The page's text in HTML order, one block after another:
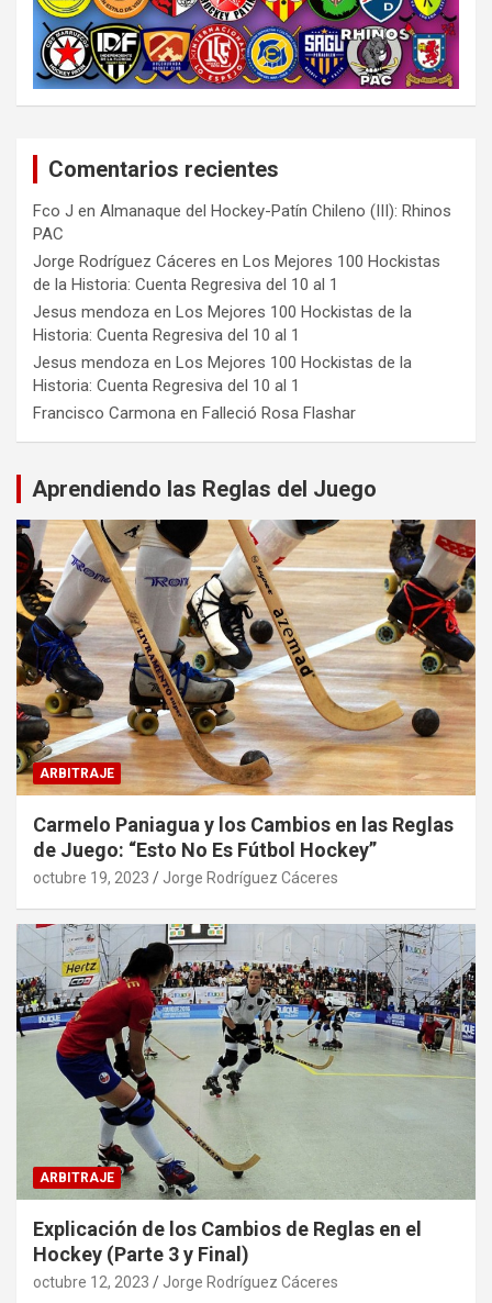
Comentarios recientes
Fco J en Almanaque del Hockey-Patín Chileno (III): Rhinos
PAC
Jorge Rodríguez Cáceres en Los Mejores 100 Hockistas
de la Historia: Cuenta Regresiva del 10 al 1
Jesus mendoza en Los Mejores 100 Hockistas de la
Historia: Cuenta Regresiva del 10 al 1
Jesus mendoza en Los Mejores 100 Hockistas de la
Historia: Cuenta Regresiva del 10 al 1
Francisco Carmona en Falleció Rosa Flashar
Aprendiendo las Reglas del Juego
ARBITRAJE
Carmelo Paniagua y los Cambios en las Reglas
de Juego: “Esto No Es Fútbol Hockey”
octubre 19, 2023 Jorge Rodríguez Cáceres
ARBITRAJE
Explicación de los Cambios de Reglas en el
Hockey (Parte 3 y Final)
octubre 12, 2023 Jorge Rodríguez Cáceres